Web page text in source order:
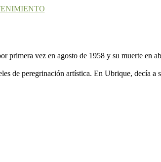
primera vez en agosto de 1958 y su muerte en
de peregrinación artística. En Ubrique, decía a